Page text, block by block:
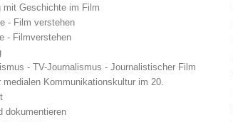
mit Geschichte im Film
- Film verstehen
- Filmverstehen
- TV-Journalismus - Journalistischer Film
medialen Kommunikationskultur im 20.
dokumentieren